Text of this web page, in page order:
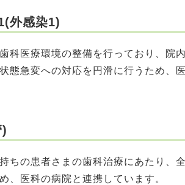
外感染1)
科医療環境の整備を行っており、院
態急変への対応を円滑に行うため、
ちの患者さまの歯科治療にあたり、
、医科の病院と連携しています。